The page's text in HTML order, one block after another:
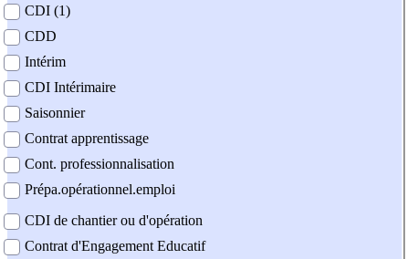
contrat
CDI (1)
CDD
Intérim
CDI Intérimaire
Saisonnier
Contrat apprentissage
Cont. professionnalisation
Prépa.opérationnel.emploi
CDI de chantier ou d'opération
Contrat d'Engagement Educatif